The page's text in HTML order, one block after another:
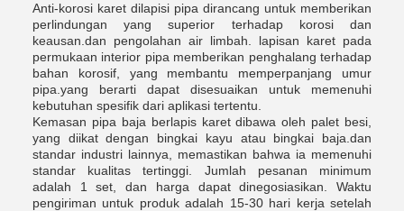
Anti-korosi karet dilapisi pipa dirancang untuk memberikan
perlindungan yang superior terhadap korosi dan
keausan.dan pengolahan air limbah. lapisan karet pada
permukaan interior pipa memberikan penghalang terhadap
bahan korosif, yang membantu memperpanjang umur
pipa.yang berarti dapat disesuaikan untuk memenuhi
kebutuhan spesifik dari aplikasi tertentu.
Kemasan pipa baja berlapis karet dibawa oleh palet besi,
yang diikat dengan bingkai kayu atau bingkai baja.dan
standar industri lainnya, memastikan bahwa ia memenuhi
standar kualitas tertinggi. Jumlah pesanan minimum
adalah 1 set, dan harga dapat dinegosiasikan. Waktu
pengiriman untuk produk adalah 15-30 hari kerja setelah